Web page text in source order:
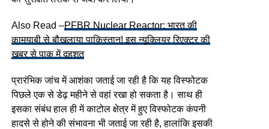
Also Read –PFBR Nuclear Reactor: भारत की
कामयाबी से बौखलाया पाकिस्तान! इस न्यूक्लियर रिएक्टर की
खबर से पाक में दहशत
प्रारंभिक जांच में आशंका जताई जा रही है कि यह विस्फोटक
पिछले एक से डेढ़ महीने से वहां रखा हो सकता है। साथ ही
इसका संबंध हाल ही में काटोल क्षेत्र में हुए विस्फोटक कंपनी
हादसे से होने की संभावना भी जताई जा रही है, हालांकि इसकी